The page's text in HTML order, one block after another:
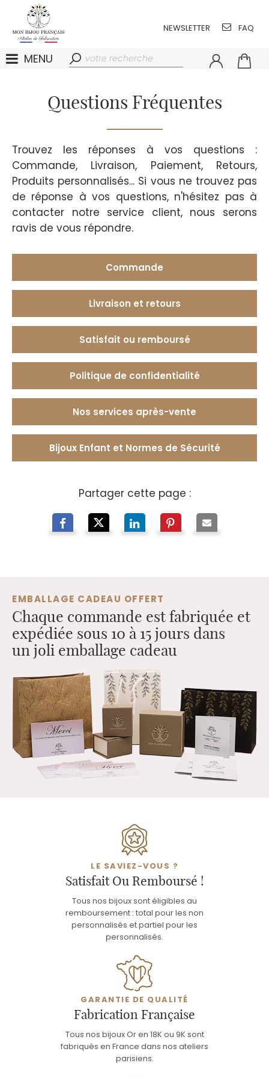
NEWSLETTER FAQ
MENU
Questions Fréquentes
Trouvez les réponses à vos questions :
Commande, Livraison, Paiement, Retours,
Produits personnalisés... Si vous ne trouvez pas
de réponse à vos questions, n'hésitez pas à
contacter notre service client, nous serons
ravis de vous répondre.
Commande
Livraison et retours
Satisfait ou remboursé
Politique de confidentialité
Nos services après-vente
Bijoux Enfant et Normes de Sécurité
Partager cette page :
EMBALLAGE CADEAU OFFERT
Chaque commande est fabriquée et
expédiée sous 10 à 15 jours dans
un joli emballage cadeau
LE SAVIEZ-VOUS ?
Satisfait Ou Remboursé !
Tous nos bijoux sont éligibles au
remboursement : total pour les non
personnalisés et partiel pour les
personnalisés.
GARANTIE DE QUALITÉ
Fabrication Française
Tous nos bijoux Or en 18K ou 9K sont
fabriqués en France dans nos ateliers
parisiens.